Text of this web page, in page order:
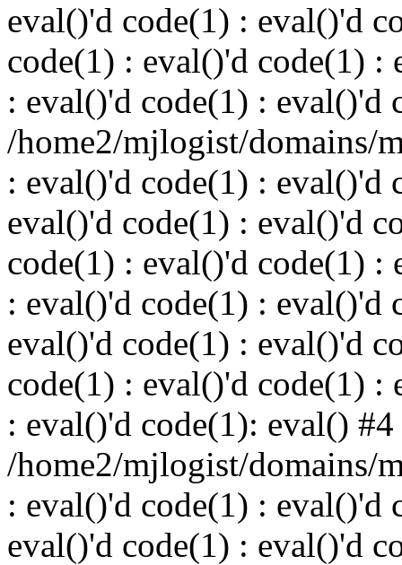
eval()'d code(1) : eval()'d
code(1) : eval()'d code(1) :
: eval()'d code(1) : eval()'d
/home2/mjlogist/domains/
: eval()'d code(1) : eval()'d
eval()'d code(1) : eval()'d
code(1) : eval()'d code(1) :
: eval()'d code(1) : eval()'d
eval()'d code(1) : eval()'d
code(1) : eval()'d code(1) :
: eval()'d code(1): eval() #4
/home2/mjlogist/domains/
: eval()'d code(1) : eval()'d
eval()'d code(1) : eval()'d